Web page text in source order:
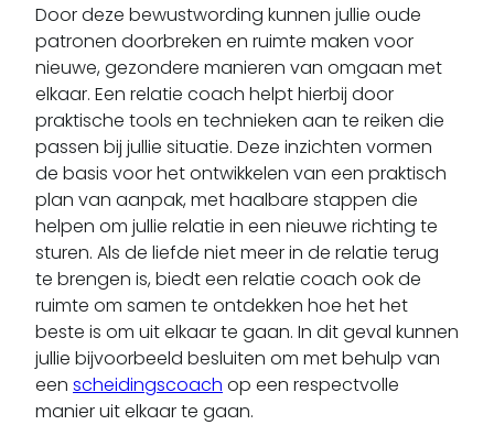
Door deze bewustwording kunnen jullie oude
patronen doorbreken en ruimte maken voor
nieuwe, gezondere manieren van omgaan met
elkaar. Een relatie coach helpt hierbij door
praktische tools en technieken aan te reiken die
passen bij jullie situatie. Deze inzichten vormen
de basis voor het ontwikkelen van een praktisch
plan van aanpak, met haalbare stappen die
helpen om jullie relatie in een nieuwe richting te
sturen. Als de liefde niet meer in de relatie terug
te brengen is, biedt een relatie coach ook de
ruimte om samen te ontdekken hoe het het
beste is om uit elkaar te gaan. In dit geval kunnen
jullie bijvoorbeeld besluiten om met behulp van
een scheidingscoach op een respectvolle
manier uit elkaar te gaan.